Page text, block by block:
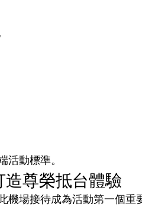
動標準。
造尊榮抵台體驗
場接待成為活動第一個重